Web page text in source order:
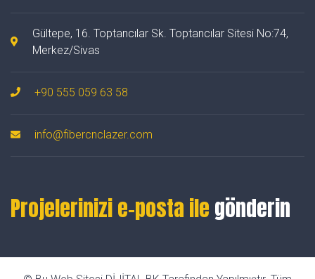
Gültepe, 16. Toptancılar Sk. Toptancılar Sitesi No:74,
Merkez/Sivas
+90 555 059 63 58
info@fibercnclazer.com
Projelerinizi e-posta ile gönderin